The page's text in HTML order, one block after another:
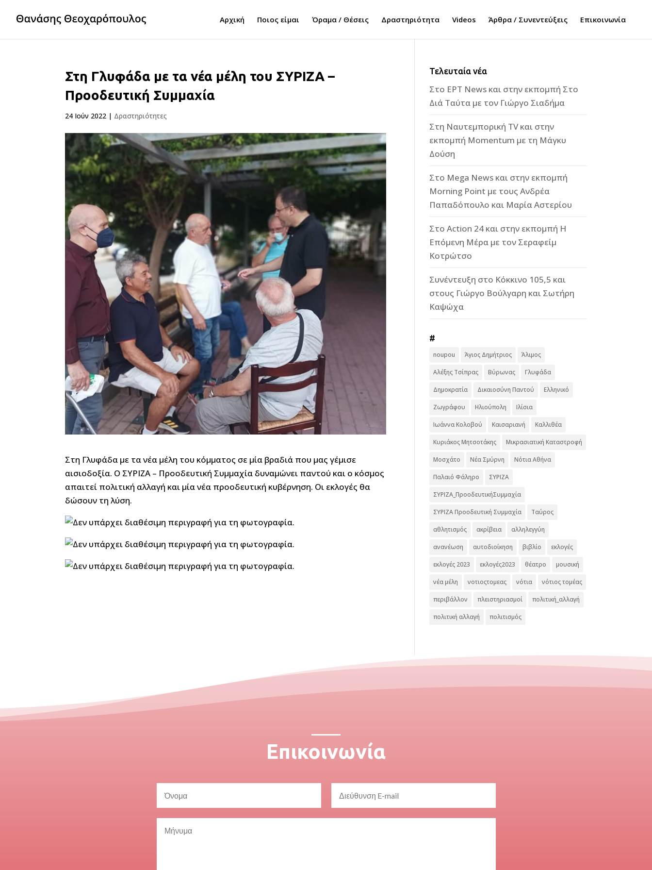
Αρχική Ποιος είμαι Όραμα / Θέσεις Δραστηριότητα Videos Άρθρα / Συνεντεύξεις Επικοινωνία
Στη Γλυφάδα με τα νέα μέλη του ΣΥΡΙΖΑ –
Προοδευτική Συμμαχία
24 Ιούν 2022 | Δραστηριότητες
Στη Γλυφάδα με τα νέα μέλη του κόμματος σε μία βραδιά που μας γέμισε
αισιοδοξία. Ο ΣΥΡΙΖΑ – Προοδευτική Συμμαχία δυναμώνει παντού και ο κόσμος
απαιτεί πολιτική αλλαγή και μία νέα προοδευτική κυβέρνηση. Οι εκλογές θα
δώσουν τη λύση.
Τελευταία νέα
Στο ΕΡΤ News και στην εκπομπή Στο
Διά Ταύτα με τον Γιώργο Σιαδήμα
Στη Ναυτεμπορική TV και στην
εκπομπή Momentum με τη Μάγκυ
Δούση
Στο Mega News και στην εκπομπή
Morning Point με τους Ανδρέα
Παπαδόπουλο και Μαρία Αστερίου
Στο Action 24 και στην εκπομπή Η
Επόμενη Μέρα με τον Σεραφείμ
Κοτρώτσο
Συνέντευξη στο Κόκκινο 105,5 και
στους Γιώργο Βούλγαρη και Σωτήρη
Καψώχα
#
noupou Άγιος Δημήτριος Άλιμος
Αλέξης Τσίπρας Βύρωνας Γλυφάδα
Δημοκρατία Δικαιοσύνη Παντού Ελληνικό
Ζωγράφου Ηλιούπολη Ιλίσια
Ιωάννα Κολοβού Καισαριανή Καλλιθέα
Κυριάκος Μητσοτάκης Μικρασιατική Καταστροφή
Μοσχάτο Νέα Σμύρνη Νότια Αθήνα
Παλαιό Φάληρο ΣΥΡΙΖΑ
ΣΥΡΙΖΑ_ΠροοδευτικήΣυμμαχία
ΣΥΡΙΖΑ Προοδευτική Συμμαχία Ταύρος
αθλητισμός ακρίβεια αλληλεγγύη
ανανέωση αυτοδιοίκηση βιβλίο εκλογές
εκλογές 2023 εκλογές2023 θέατρο μουσική
νέα μέλη νοτιοςτομεας νότια νότιος τομέας
περιβάλλον πλειστηριασμοί πολιτική_αλλαγή
πολιτική αλλαγή πολιτισμός
Επικοινωνία